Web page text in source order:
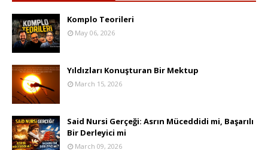
Komplo Teorileri
May 06, 2026
Yıldızları Konuşturan Bir Mektup
March 15, 2026
Said Nursi Gerçeği: Asrın Müceddidi mi, Başarılı
Bir Derleyici mi
March 09, 2026